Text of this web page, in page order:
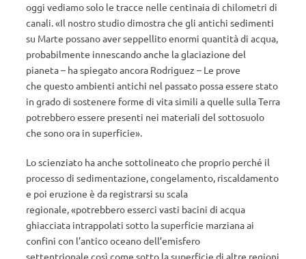
oggi vediamo solo le tracce nelle centinaia di chilometri di
canali. «Il nostro studio dimostra che gli antichi sedimenti
su Marte possano aver seppellito enormi quantità di acqua,
probabilmente innescando anche la glaciazione del
pianeta – ha spiegato ancora Rodriguez – Le prove
che questo ambienti antichi nel passato possa essere stato
in grado di sostenere forme di vita simili a quelle sulla Terra
potrebbero essere presenti nei materiali del sottosuolo
che sono ora in superficie».
Lo scienziato ha anche sottolineato che proprio perché il
processo di sedimentazione, congelamento, riscaldamento
e poi eruzione è da registrarsi su scala
regionale, «potrebbero esserci vasti bacini di acqua
ghiacciata intrappolati sotto la superficie marziana ai
confini con l’antico oceano dell’emisfero
settentrionale così come sotto la superficie di altre regioni